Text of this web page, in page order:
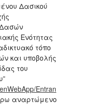
Δασικού
Δασών
Ενότητας
τόπο
και υποβολής
του
Entran
αναρτώμενο